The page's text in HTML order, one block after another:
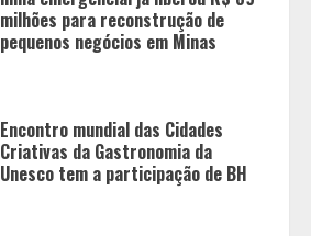
Criativas da Gastronomia da
Unesco tem a participação de BH
Das viagens à Lua à fantasia do
autocuidado